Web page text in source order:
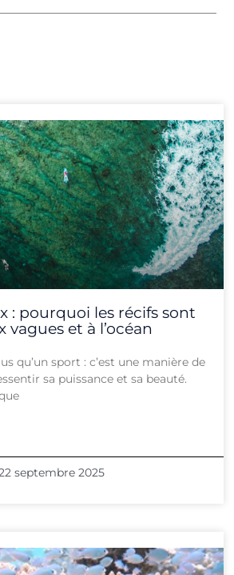
: pourquoi les récifs sont
vagues et à l’océan
qu’un sport : c’est une manière de
sa puissance et sa beauté.
septembre 2025